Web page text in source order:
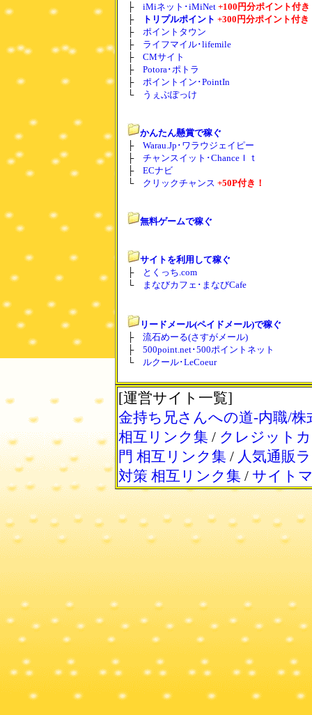
├ iMiネット･iMiNet +100円分ポイント付き
├
トリプルポイント +300円分ポイント付き
├ ポイントタウン
├ ライフマイル･lifemile
├ CMサイト
├ Potora･ポトラ
├ ポイントイン･PointIn
└
うぇぶぽっけ
かんたん懸賞で稼ぐ
├ Warau.Jp･ワラウジェイピー
├ チャンスイット･ChanceＩｔ
├ ECナビ
└ クリックチャンス +50P付き！
無料ゲームで稼ぐ
サイトを利用して稼ぐ
├
とくっち.com
└
まなびカフェ･まなびCafe
リードメール(ペイドメール)で稼ぐ
├ 流石めーる(さすがメール)
├ 500point.net･500ポイントネット
└
ルクール･LeCoeur
[運営サイト一覧]
金持ち兄さんへの道-内職/株
相互リンク集 / クレジット
門 相互リンク集 / 人気通販
対策 相互リンク集 / サイト